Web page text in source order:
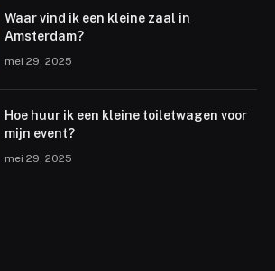
Waar vind ik een kleine zaal in
Amsterdam?
mei 29, 2025
Hoe huur ik een kleine toiletwagen voor
mijn event?
mei 29, 2025